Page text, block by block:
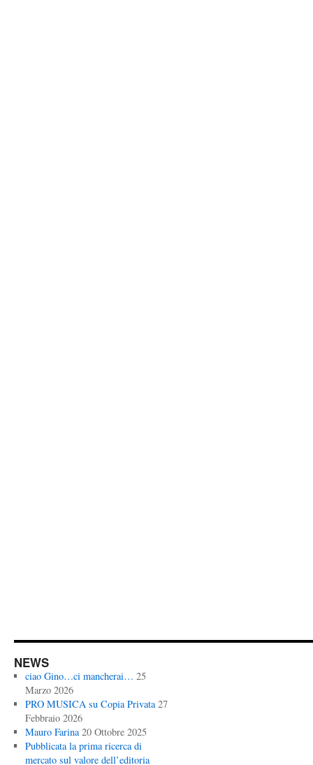
NEWS
ciao Gino…ci mancherai… 25
Marzo 2026
PRO MUSICA su Copia Privata 27
Febbraio 2026
Mauro Farina 20 Ottobre 2025
Pubblicata la prima ricerca di
mercato sul valore dell’editoria